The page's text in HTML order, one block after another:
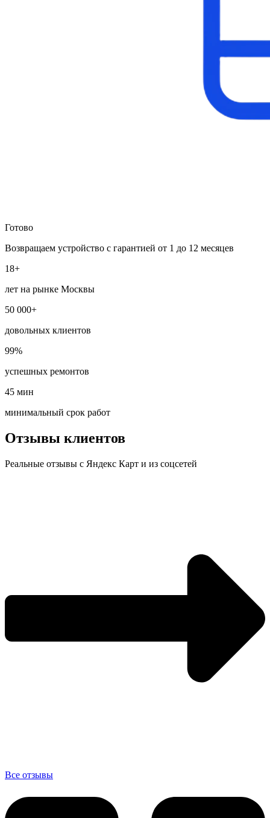
Готово
Возвращаем устройство с гарантией от 1 до 12 месяцев
18+
лет на рынке Москвы
50 000+
довольных клиентов
99%
успешных ремонтов
45 мин
минимальный срок работ
Отзывы клиентов
Реальные отзывы с Яндекс Карт и из соцсетей
Все отзывы